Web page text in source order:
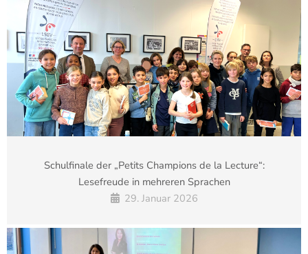
Schulfinale der „Petits Champions de la Lecture“:
Lesefreude in mehreren Sprachen
29. Januar 2026